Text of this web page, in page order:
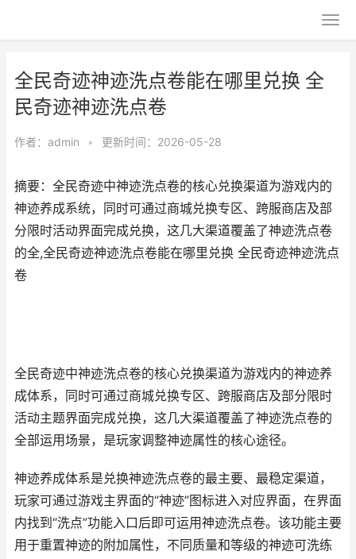
全民奇迹神迹洗点卷能在哪里兑换 全
民奇迹神迹洗点卷
作者： admin • 更新时间：2026-05-28
摘要：全民奇迹中神迹洗点卷的核心兑换渠道为游戏内的
神迹养成系统，同时可通过商城兑换专区、跨服商店及部
分限时活动界面完成兑换，这几大渠道覆盖了神迹洗点卷
的全,全民奇迹神迹洗点卷能在哪里兑换 全民奇迹神迹洗点
卷
全民奇迹中神迹洗点卷的核心兑换渠道为游戏内的神迹养
成体系，同时可通过商城兑换专区、跨服商店及部分限时
活动主题界面完成兑换，这几大渠道覆盖了神迹洗点卷的
全部运用场景，是玩家调整神迹属性的核心途径。
神迹养成体系是兑换神迹洗点卷的最主要、最稳定渠道，
玩家可通过游戏主界面的“神迹”图标进入对应界面，在界面
内找到“洗点”功能入口后即可运用神迹洗点卷。该功能主要
用于重置神迹的附加属性，不同质量和等级的神迹可洗练